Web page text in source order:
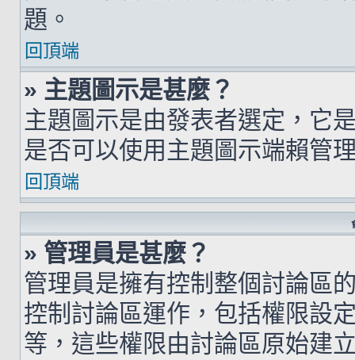
題。
回頂端
» 主題圖示是甚麼？
主題圖示是由發表者選定，它
是否可以使用主題圖示端賴管
回頂端
» 管理員是甚麼？
管理員是擁有控制整個討論區
控制討論區運作，包括權限設
等，這些權限由討論區原始建